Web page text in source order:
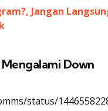
Jangan
Down
status/